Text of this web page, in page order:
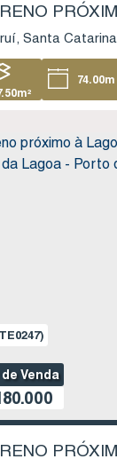
Santa Catarina
.50m²
74.00m
Venda